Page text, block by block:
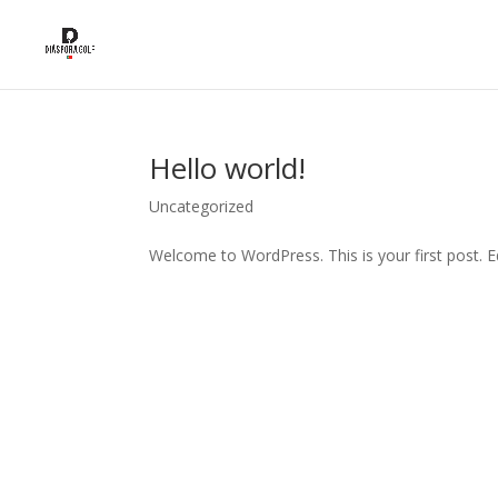
Hello world!
Uncategorized
Welcome to WordPress. This is your first post.